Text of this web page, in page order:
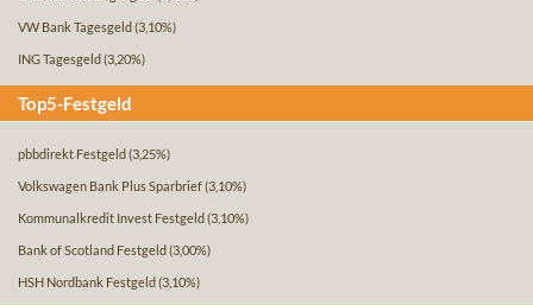
VW Bank Tagesgeld (3,10%)
ING Tagesgeld (3,20%)
Top5-Festgeld
pbbdirekt Festgeld (3,25%)
Volkswagen Bank Plus Sparbrief(3,10%)
Kommunalkredit Invest Festgeld (3,10%)
Bank of Scotland Festgeld (3,00%)
HSH Nordbank Festgeld (3,10%)